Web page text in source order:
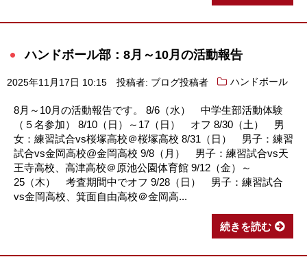
ハンドボール部：8月～10月の活動報告
2025年11月17日 10:15 投稿者: ブログ投稿者 ハンドボール
8月～10月の活動報告です。 8/6（水） 中学生部活動体験
（５名参加） 8/10（日）～17（日） オフ 8/30（土） 男
女：練習試合vs桜塚高校＠桜塚高校 8/31（日） 男子：練習
試合vs金岡高校@金岡高校 9/8（月） 男子：練習試合vs天
王寺高校、高津高校＠原池公園体育館 9/12（金）～
25（木） 考査期間中でオフ 9/28（日） 男子：練習試合
vs金岡高校、箕面自由高校＠金岡高...
続きを読む